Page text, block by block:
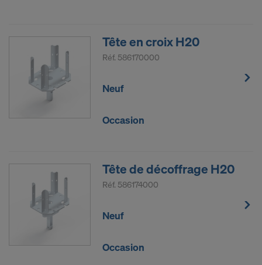
Tête en croix H20
Réf. 586170000
Neuf
Occasion
Tête de décoffrage H20
Réf. 586174000
Neuf
Occasion